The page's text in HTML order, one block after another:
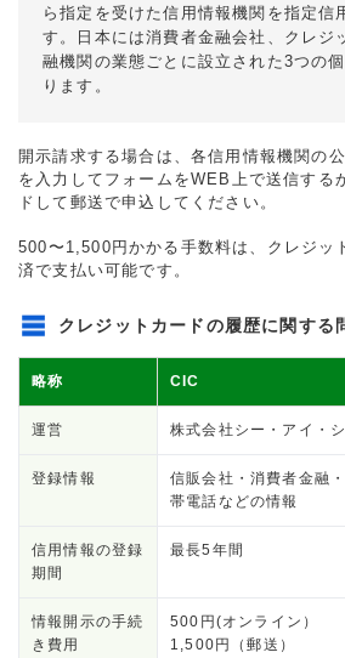
ら指定を受けた信用情報機関を指定信
す。日本には消費者金融会社、クレジ
融機関の業態ごとに設立された3つの
ります。
開示請求する場合は、各信用情報機関の
を入力してフォームをWEB上で送信する
ドして郵送で申込してください。
500〜1,500円かかる手数料は、クレジッ
済で支払い可能です。
クレジットカードの履歴に関する
略称 CIC
運営 株式会社シー・アイ・
登録情報
信販会社・消費者金融
帯電話などの情報
信用情報の登録
期間
最長5年間
情報開示の手続
き費用
500円(オンライン）
1,500円（郵送）